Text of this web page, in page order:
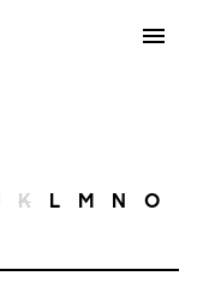
K L M N O